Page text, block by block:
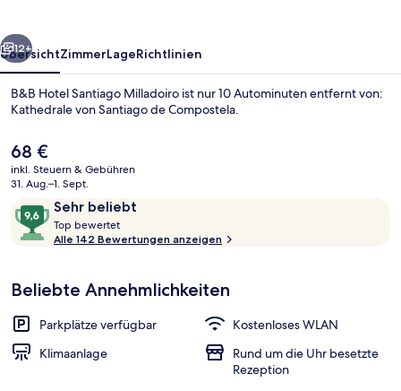
Rezeption
Weiter
12+
ÜbersichtZimmerLageRichtlinien
B&B Hotel Santiago Milladoiro ist nur 10 Autominuten entfernt von:
Kathedrale von Santiago de Compostela.
Der
aktuelle
Preis
68 €.
68 €
inkl. Steuern & Gebühren
31. Aug.–1. Sept.
Bewertungen
Sehr beliebt
9,6
von
10,
beliebt
Top bewertet
o
b
w
Alle 142 Bewertungen anzeigen
Beliebte Annehmlichkeiten
Parkplätze verfügbar
Kostenloses WLAN
Klimaanlage
Rund um die Uhr besetzte
Rezeption